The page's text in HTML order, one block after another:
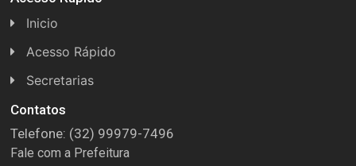
Inicio
Acesso Rápido
Concursos
Conselhos
Espera Feliz Antigamente
Secretarias
Licitações
Secretaria de Esportes
Contatos
Telefone: (32) 99979-7496
Fale com a Prefeitura